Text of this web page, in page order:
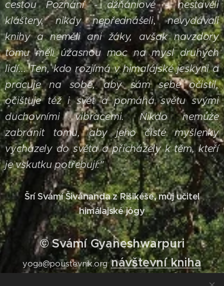
cestou Poznání - džňániové - nestavěli
kláštery, nikdy nepřednášeli, nevydávali
knihy a neměli ani žáky, avšak navzdory
tomu měli úžasnou moc na mysl druhých
lidí... Ten, kdo rozjímá v himalájské jeskyni a
pracuje na sobě, aby sám sebe očistil,
očišťuje též i svět a pomáhá světu svými
duchovními vibracemi. Nikdo nemůže
zabránit tomu, aby jeho čisté myšlenky
vycházely do světa a přicházely k těm, kteří
je vskutku potřebují."
Šrí Svámí Šivánanda z Rišikéše, můj učitel
himálajské jógy
© Svámí Gyaneshwarpuri
yoga@poustevnik.org návštevní kniha